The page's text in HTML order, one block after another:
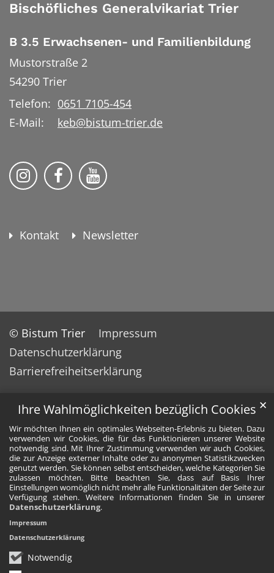
Ihre Wahlmöglichkeiten bezüglich Cookies
Wir möchten Ihnen ein optimales Webseiten-Erlebnis zu bieten. Dazu
verwenden wir Cookies, die für das Funktionieren unserer Website
notwendig sind. Mit Ihrer Zustimmung verwenden wir auch Cookies,
die zur Anzeige externer Inhalte oder zu anonymen Statistikzwecken
genutzt werden. Sie können selbst entscheiden, welche Kategorien Sie
zulassen möchten. Bitte beachten Sie, dass auf Basis Ihrer
Einstellungen womöglich nicht mehr alle Funktionalitäten der Seite zur
Verfügung stehen. Weitere Informationen finden Sie in unserer
Datenschutzerklärung.
Notwendig
✕
Impressum
Datenschutzerklärung
Bischöfliches Generalvikariat Trier
B 3.5 Erwachsenen- und Familienbildung
Mustorstraße 2
54290 Trier
Telefon: 0651 7105-454
E-Mail:
keb@bistum-trier.de
KEB Bildung Leben auf Instagram
KEB Bildung Leben auf Facebook
KEB Bildung Leben auf
Kontakt Newsletter
© Bistum Trier
Impressum
Datenschutzerklärung
Barrierefreiheitserklärung